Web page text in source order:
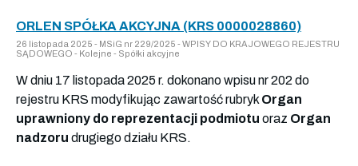
ORLEN SPÓŁKA AKCYJNA (KRS 0000028860)
26 listopada 2025 - MSiG nr 229/2025 - WPISY DO KRAJOWEGO REJESTRU
SĄDOWEGO - Kolejne - Spółki akcyjne
W dniu 17 listopada 2025 r. dokonano wpisu nr 202 do
rejestru KRS modyfikując zawartość rubryk Organ
uprawniony do reprezentacji podmiotu oraz Organ
nadzoru drugiego działu KRS.